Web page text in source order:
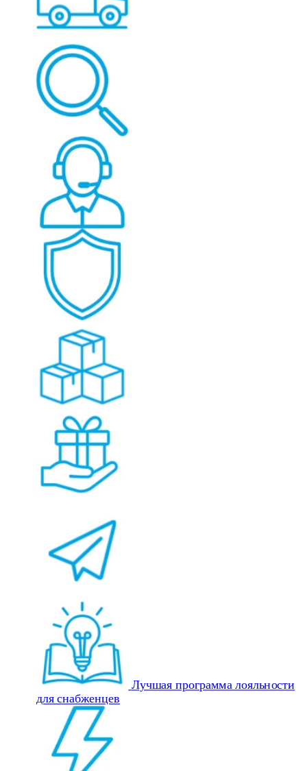
Лучшая программа лояльности
для снабженцев